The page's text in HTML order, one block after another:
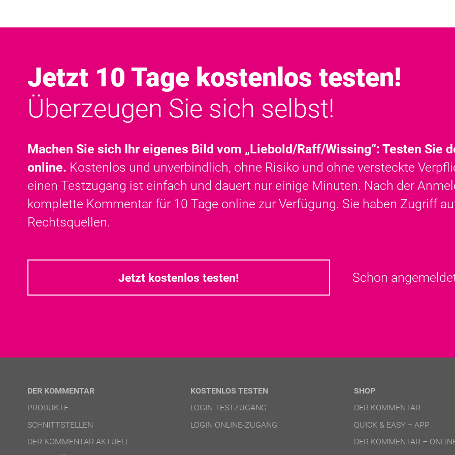
Jetzt 10 Tage kostenlos testen!
Überzeugen Sie sich selbst!
Machen Sie sich Ihr eigenes Bild vom „Liebold/Raff/Wissing“: Testen Sie
online. Kostenlos und unverbindlich, ohne Risiko und ohne versteckte
einen Testzugang ist einfach und dauert nur einige Minuten. Nach der
komplette Kommentar für 10 Tage online zur Verfügung. Sie haben Zugriff
Rechtsquellen.
Jetzt kostenlos testen! Schon
DER KOMMENTAR
PRODUKTE
SCHNITTSTELLEN
DER KOMMENTAR AKTUELL
KOSTENLOS TESTEN
LOGIN TESTZUGANG
LOGIN ONLINE-ZUGANG
SHOP
DER KOMMENTAR
QUICK & EASY + APP
DER KOMMENTAR –